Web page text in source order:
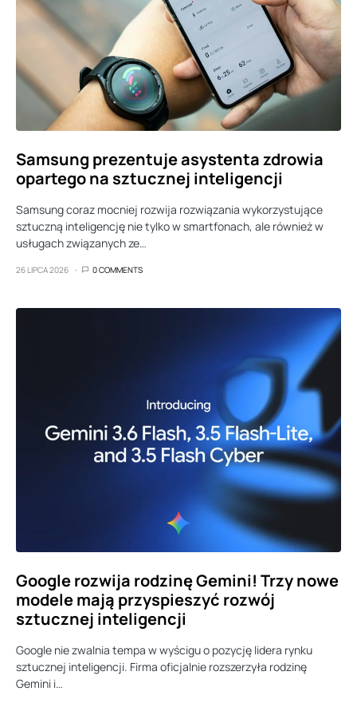
Samsung prezentuje asystenta zdrowia
opartego na sztucznej inteligencji
Samsung coraz mocniej rozwija rozwiązania wykorzystujące
sztuczną inteligencję nie tylko w smartfonach, ale również w
usługach związanych ze…
26 LIPCA 2026 0 COMMENTS
Google rozwija rodzinę Gemini! Trzy nowe
modele mają przyspieszyć rozwój
sztucznej inteligencji
Google nie zwalnia tempa w wyścigu o pozycję lidera rynku
sztucznej inteligencji. Firma oficjalnie rozszerzyła rodzinę
Gemini i…